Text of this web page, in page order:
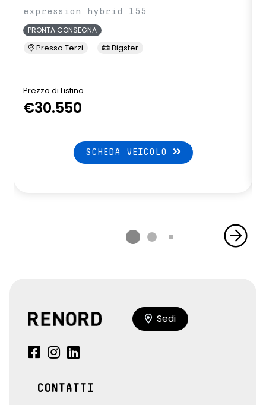
volante regolabile in profondità
expression hybrid 155
PRONTA CONSEGNA
Presso Terzi Bigster
Prezzo di Listino
€30.550
SCHEDA VEICOLO
Sedi
CONTATTI